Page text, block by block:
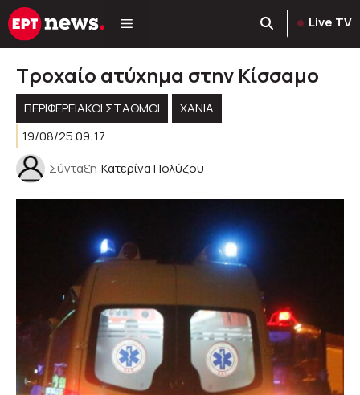
Μετάβαση
σε
Live TV
Τροχαίο ατύχημα στην Κίσσαμο
ΠΕΡΙΦΕΡΕΙΑΚΟΊ ΣΤΑΘΜΟΊ
ΧΑΝΙΑ
19/08/25 09:17
Σύνταξη Κατερίνα Πολύζου